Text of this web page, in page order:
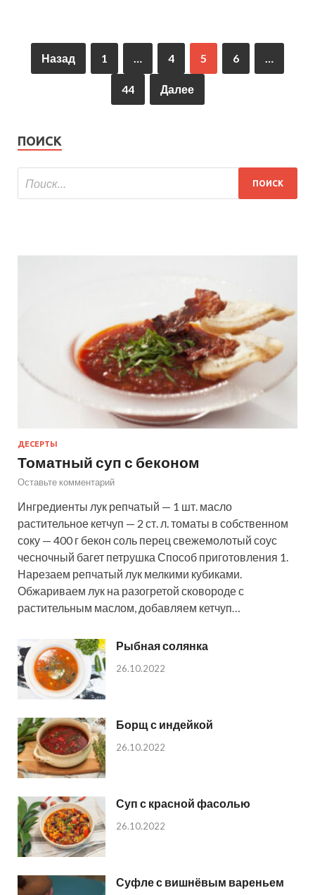
Назад 1 … 4 5 6 …
44 Далее
ПОИСК
ДЕСЕРТЫ
Томатный суп с беконом
Оставьте комментарий
Ингредиенты лук репчатый — 1 шт. масло
растительное кетчуп — 2 ст. л. томаты в собственном
соку — 400 г бекон соль перец свежемолотый соус
чесночный багет петрушка Способ приготовления 1.
Нарезаем репчатый лук мелкими кубиками.
Обжариваем лук на разогретой сковороде с
растительным маслом, добавляем кетчуп…
Рыбная солянка
26.10.2022
Борщ с индейкой
26.10.2022
Суп с красной фасолью
26.10.2022
Суфле с вишнёвым вареньем